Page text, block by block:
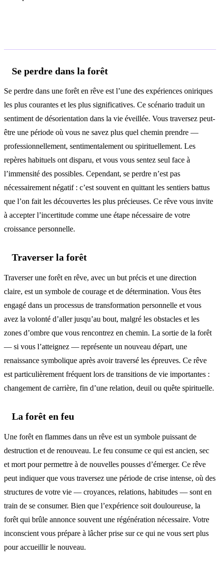
Se perdre dans la forêt
Se perdre dans une forêt en rêve est l’une des expériences oniriques
les plus courantes et les plus significatives. Ce scénario traduit un
sentiment de désorientation dans la vie éveillée. Vous traversez peut-
être une période où vous ne savez plus quel chemin prendre —
professionnellement, sentimentalement ou spirituellement. Les
repères habituels ont disparu, et vous vous sentez seul face à
l’immensité des possibles. Cependant, se perdre n’est pas
nécessairement négatif : c’est souvent en quittant les sentiers battus
que l’on fait les découvertes les plus précieuses. Ce rêve vous invite
à accepter l’incertitude comme une étape nécessaire de votre
croissance personnelle.
Traverser la forêt
Traverser une forêt en rêve, avec un but précis et une direction
claire, est un symbole de courage et de détermination. Vous êtes
engagé dans un processus de transformation personnelle et vous
avez la volonté d’aller jusqu’au bout, malgré les obstacles et les
zones d’ombre que vous rencontrez en chemin. La sortie de la forêt
— si vous l’atteignez — représente un nouveau départ, une
renaissance symbolique après avoir traversé les épreuves. Ce rêve
est particulièrement fréquent lors de transitions de vie importantes :
changement de carrière, fin d’une relation, deuil ou quête spirituelle.
La forêt en feu
Une forêt en flammes dans un rêve est un symbole puissant de
destruction et de renouveau. Le feu consume ce qui est ancien, sec
et mort pour permettre à de nouvelles pousses d’émerger. Ce rêve
peut indiquer que vous traversez une période de crise intense, où des
structures de votre vie — croyances, relations, habitudes — sont en
train de se consumer. Bien que l’expérience soit douloureuse, la
forêt qui brûle annonce souvent une régénération nécessaire. Votre
inconscient vous prépare à lâcher prise sur ce qui ne vous sert plus
pour accueillir le nouveau.